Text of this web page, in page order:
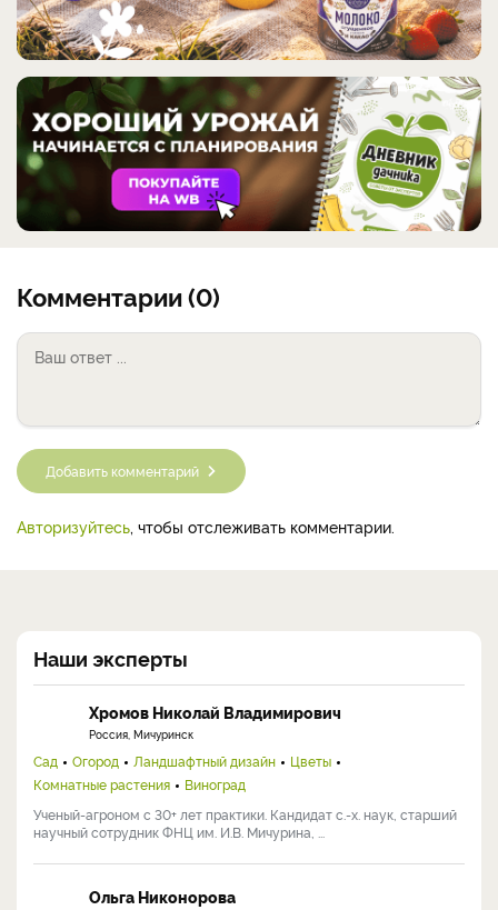
Комментарии (0)
Добавить комментарий
Авторизуйтесь, чтобы отслеживать комментарии.
Наши эксперты
Хромов Николай Владимирович
Россия, Мичуринск
Сад Огород Ландшафтный дизайн
Цветы
Комнатные растения
Виноград
Ученый-агроном с 30+ лет практики. Кандидат с.-х. наук, старший
научный сотрудник ФНЦ им. И.В. Мичурина, ...
Ольга Никонорова